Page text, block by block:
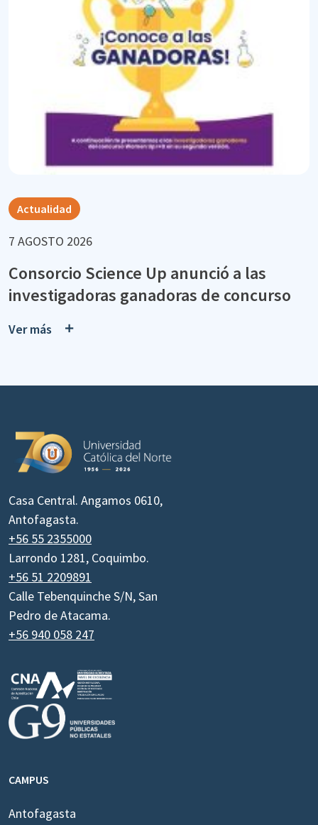
Actualidad
7 AGOSTO 2026
Consorcio Science Up anunció a las
investigadoras ganadoras de concurso
Ver más
Casa Central. Angamos 0610,
Antofagasta.
+56 55 2355000
Larrondo 1281, Coquimbo.
+56 51 2209891
Calle Tebenquinche S/N, San
Pedro de Atacama.
+56 940 058 247
CAMPUS
Antofagasta